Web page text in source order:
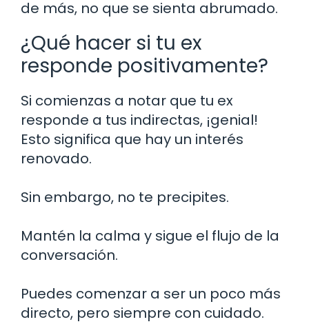
de más, no que se sienta abrumado.
¿Qué hacer si tu ex
responde positivamente?
Si comienzas a notar que tu ex
responde a tus indirectas, ¡genial!
Esto significa que hay un interés
renovado.
Sin embargo, no te precipites.
Mantén la calma y sigue el flujo de la
conversación.
Puedes comenzar a ser un poco más
directo, pero siempre con cuidado.